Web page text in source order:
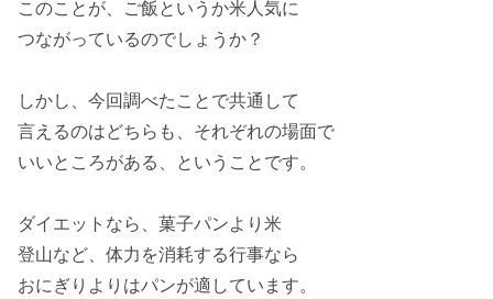
このことが、ご飯というか米人気に
つながっているのでしょうか？
しかし、今回調べたことで共通 して
言えるのはどちらも、それぞれの場面で
いいところがある、ということです。
ダイエット なら、菓子パンより 米
登山など、体力を消耗する行事なら
おにぎりよりはパンが適しています。